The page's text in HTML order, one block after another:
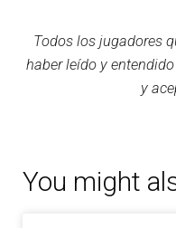
Todos los jugadores
haber leído y
y
You might